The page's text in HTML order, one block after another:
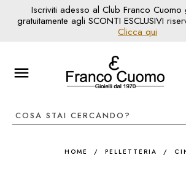
Iscriviti adesso al Club Franco
gratuitamente agli SCONTI ESCLUSIVI
Clicca qui
HOME / PELLETTERIA /